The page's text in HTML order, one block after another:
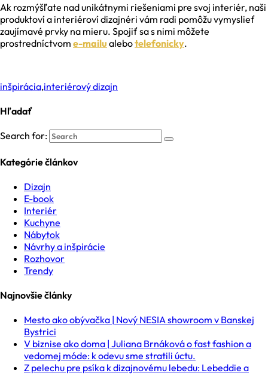
Ak rozmýšľate nad unikátnymi riešeniami pre svoj interiér, naši
produktoví a interiéroví dizajnéri vám radi pomôžu vymyslieť
zaujímavé prvky na mieru. Spojiť sa s nimi môžete
prostredníctvom e-mailu alebotelefonicky.
inšpirácia,interiérový dizajn
Hľadať
Search for:
Kategórie článkov
Dizajn
E-book
Interiér
Kuchyne
Nábytok
Návrhy a inšpirácie
Rozhovor
Trendy
Najnovšie články
Mesto ako obývačka | Nový NESIA showroom v Banskej
Bystrici
V biznise ako doma | Juliana Brnáková o fast fashion a
vedomej móde: k odevu sme stratili úctu.
Z pelechu pre psíka k dizajnovému lebedu: Lebeddie a